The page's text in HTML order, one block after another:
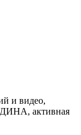
и видео,
активная